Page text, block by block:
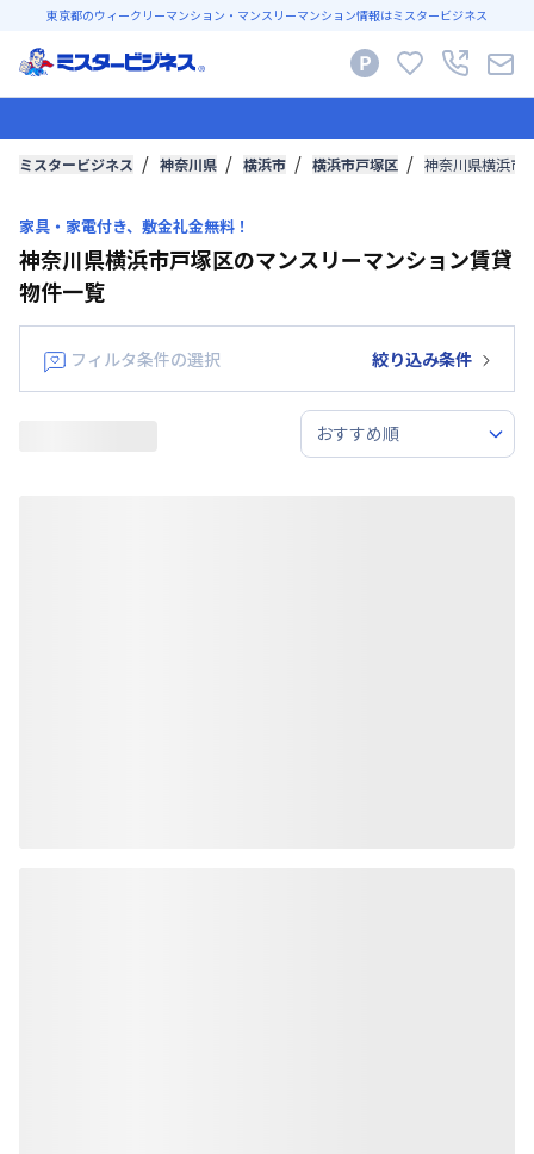
東京都のウィークリーマンション・マンスリーマンション情報はミスタービジネス
ミスタービジネス 神奈川県 横浜市 横浜市戸塚区 神奈川県横浜市
家具・家電付き、敷金礼金無料！
神奈川県横浜市戸塚区のマンスリーマンション賃貸
物件一覧
フィルタ条件の選択 絞り込み条件